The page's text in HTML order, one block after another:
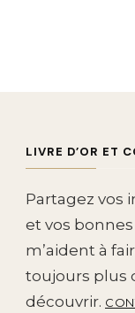
LIVRE D’OR ET
Partagez vos
et vos
m’aident à
toujours plus
découvrir.